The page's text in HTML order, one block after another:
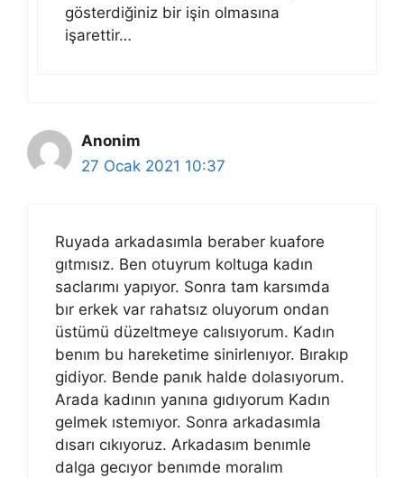
gösterdiğiniz bir işin olmasına
işarettir…
Anonim
27 Ocak 2021 10:37
Ruyada arkadasımla beraber kuafore
gıtmısız. Ben otuyrum koltuga kadın
saclarımı yapıyor. Sonra tam karsımda
bır erkek var rahatsız oluyorum ondan
üstümü düzeltmeye calısıyorum. Kadın
benım bu hareketime sinirlenıyor. Bırakıp
gidiyor. Bende panık halde dolasıyorum.
Arada kadının yanına gıdıyorum Kadın
gelmek ıstemıyor. Sonra arkadasımla
dısarı cıkıyoruz. Arkadasım benımle
dalga gecıyor benımde moralım